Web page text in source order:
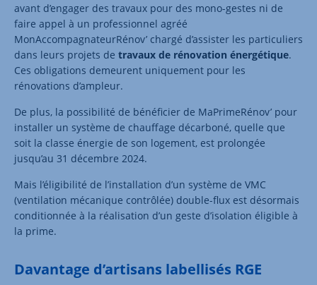
avant d’engager des travaux pour des mono-gestes ni de
faire appel à un professionnel agréé
MonAccompagnateurRénov’ chargé d’assister les particuliers
dans leurs projets de travaux de rénovation énergétique.
Ces obligations demeurent uniquement pour les
rénovations d’ampleur.
De plus, la possibilité de bénéficier de MaPrimeRénov’ pour
installer un système de chauffage décarboné, quelle que
soit la classe énergie de son logement, est prolongée
jusqu’au 31 décembre 2024.
Mais l’éligibilité de l’installation d’un système de VMC
(ventilation mécanique contrôlée) double-flux est désormais
conditionnée à la réalisation d’un geste d’isolation éligible à
la prime.
Davantage d’artisans labellisés RGE